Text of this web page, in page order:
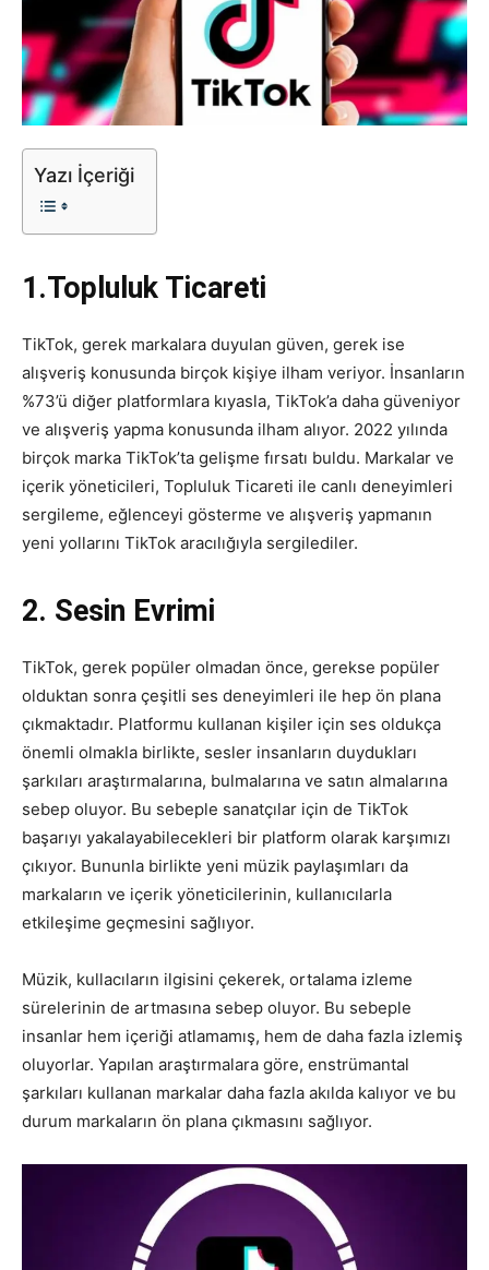
Yazı İçeriği
1.Topluluk Ticareti
TikTok, gerek markalara duyulan güven, gerek ise
alışveriş konusunda birçok kişiye ilham veriyor. İnsanların
%73’ü diğer platformlara kıyasla, TikTok’a daha güveniyor
ve alışveriş yapma konusunda ilham alıyor. 2022 yılında
birçok marka TikTok’ta gelişme fırsatı buldu. Markalar ve
içerik yöneticileri, Topluluk Ticareti ile canlı deneyimleri
sergileme, eğlenceyi gösterme ve alışveriş yapmanın
yeni yollarını TikTok aracılığıyla sergilediler.
2. Sesin Evrimi
TikTok, gerek popüler olmadan önce, gerekse popüler
olduktan sonra çeşitli ses deneyimleri ile hep ön plana
çıkmaktadır. Platformu kullanan kişiler için ses oldukça
önemli olmakla birlikte, sesler insanların duydukları
şarkıları araştırmalarına, bulmalarına ve satın almalarına
sebep oluyor. Bu sebeple sanatçılar için de TikTok
başarıyı yakalayabilecekleri bir platform olarak karşımızı
çıkıyor. Bununla birlikte yeni müzik paylaşımları da
markaların ve içerik yöneticilerinin, kullanıcılarla
etkileşime geçmesini sağlıyor.
Müzik, kullacıların ilgisini çekerek, ortalama izleme
sürelerinin de artmasına sebep oluyor. Bu sebeple
insanlar hem içeriği atlamamış, hem de daha fazla izlemiş
oluyorlar. Yapılan araştırmalara göre, enstrümantal
şarkıları kullanan markalar daha fazla akılda kalıyor ve bu
durum markaların ön plana çıkmasını sağlıyor.